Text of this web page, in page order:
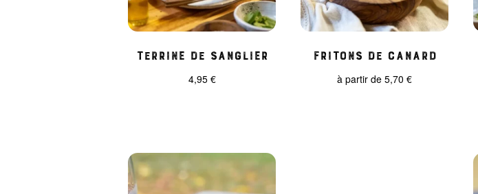
Terrine de sanglier
4,95 €
Fritons de Canard
à partir de5,70€